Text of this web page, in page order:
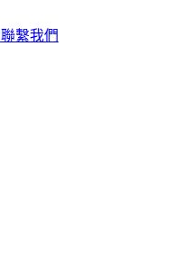
聯繫我們